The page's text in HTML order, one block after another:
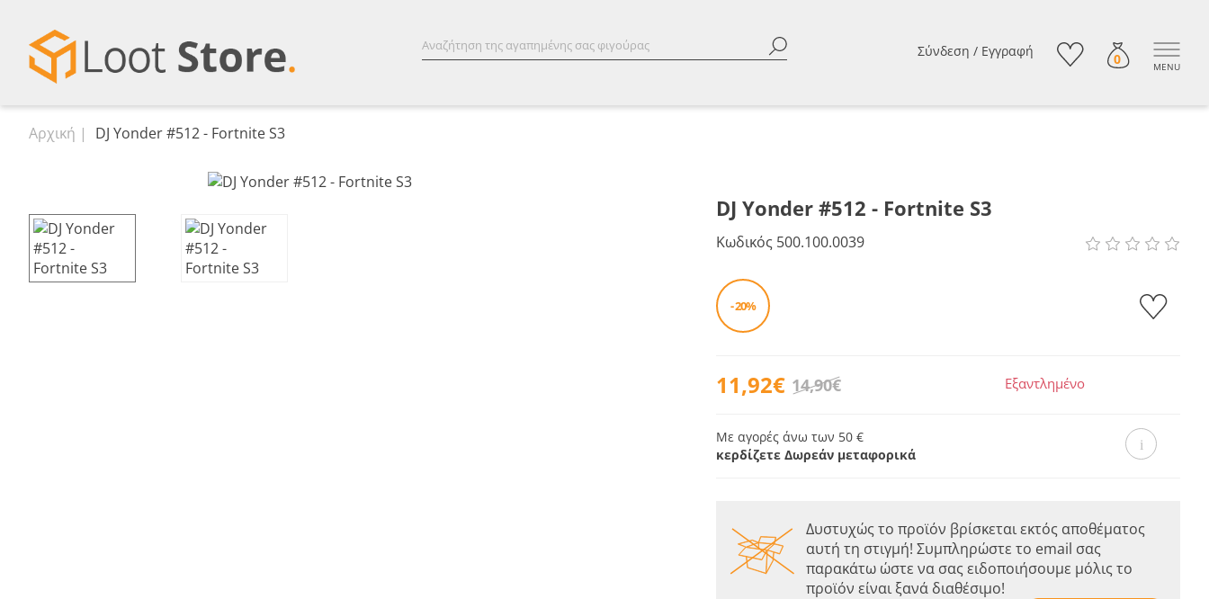
Σύνδεση / Εγγραφή 0 MENU
Αρχική DJ Yonder #512 - Fortnite S3
DJ Yonder #512 - Fortnite S3
Κωδικός 500.100.0039
- 20%
11,92€ 14,90€ Εξαντλημένο
Με αγορές άνω των 50 €
κερδίζετε Δωρεάν μεταφορικά
Δυστυχώς το προϊόν βρίσκεται εκτός αποθέματος
αυτή τη στιγμή! Συμπληρώστε το email σας
παρακάτω ώστε να σας ειδοποιήσουμε μόλις το
προϊόν είναι ξανά διαθέσιμο!